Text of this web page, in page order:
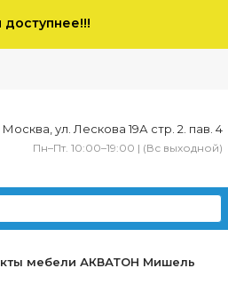
Москва, ул. Лескова 19А стр. 2. пав. 4
Пн–Пт. 10:00–19:00 | (Вс выходной)
мебели АКВАТОН Мишель